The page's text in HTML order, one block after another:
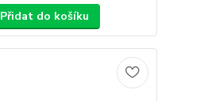
Přidat do košíku